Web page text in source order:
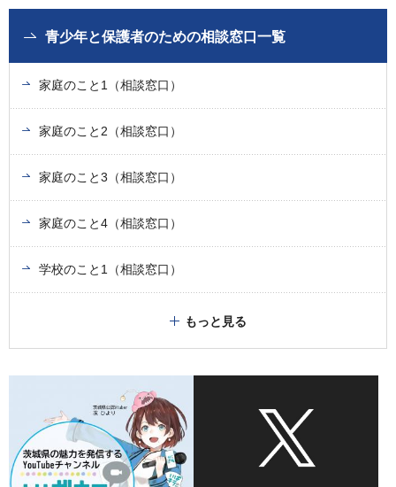
青少年と保護者のための相談窓口一覧
家庭のこと1（相談窓口）
家庭のこと2（相談窓口）
家庭のこと3（相談窓口）
家庭のこと4（相談窓口）
学校のこと1（相談窓口）
もっと見る